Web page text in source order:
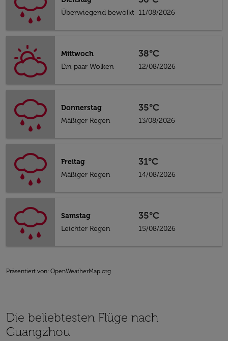
Überwiegend bewölkt 11/08/2026
Mittwoch
Ein paar Wolken
38°C
12/08/2026
Donnerstag
Mäßiger Regen
35°C
13/08/2026
Freitag
Mäßiger Regen
31°C
14/08/2026
Samstag
Leichter Regen
35°C
15/08/2026
Präsentiert von: OpenWeatherMap.org
Die beliebtesten Flüge nach
Guangzhou